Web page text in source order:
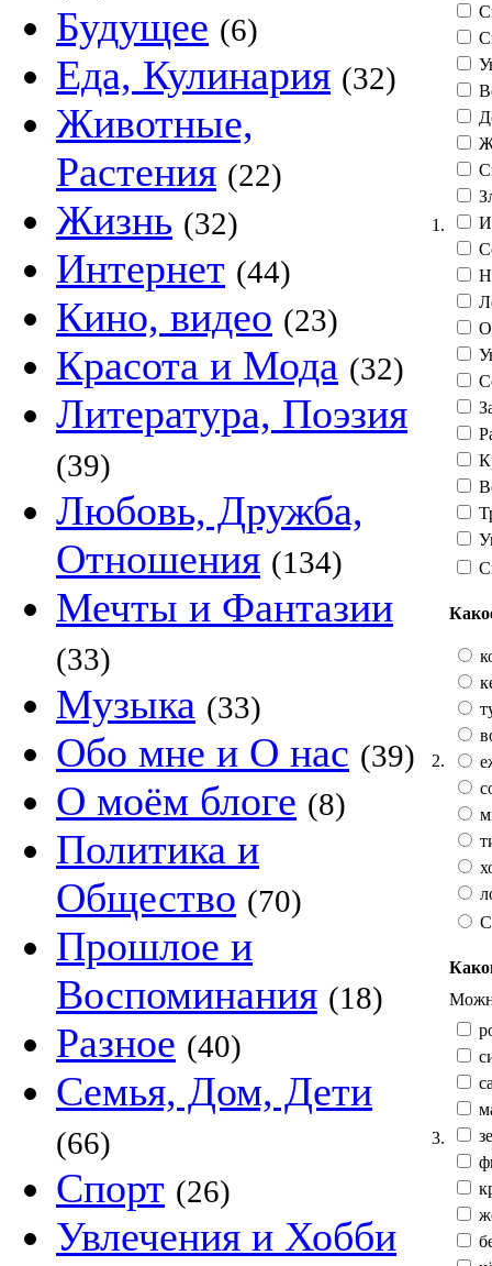
Будущее (6)
Еда, Кулинария (32)
Животные,
Растения (22)
Жизнь (32)
Интернет (44)
Кино, видео (23)
Красота и Мода (32)
Литература, Поэзия
(39)
Любовь, Дружба,
Отношения (134)
Мечты и Фантазии
(33)
Музыка (33)
Обо мне и О нас (39)
О моём блоге (8)
Политика и
Общество (70)
Прошлое и
Воспоминания (18)
Разное (40)
Семья, Дом, Дети
(66)
Спорт (26)
Увлечения и Хобби
1.
2.
3.